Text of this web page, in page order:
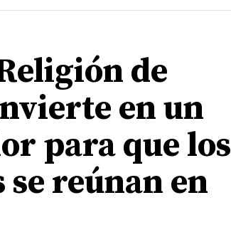
de
en un
para que los
reúnan en